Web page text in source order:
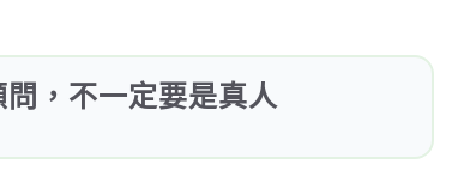
，不一定要是真人